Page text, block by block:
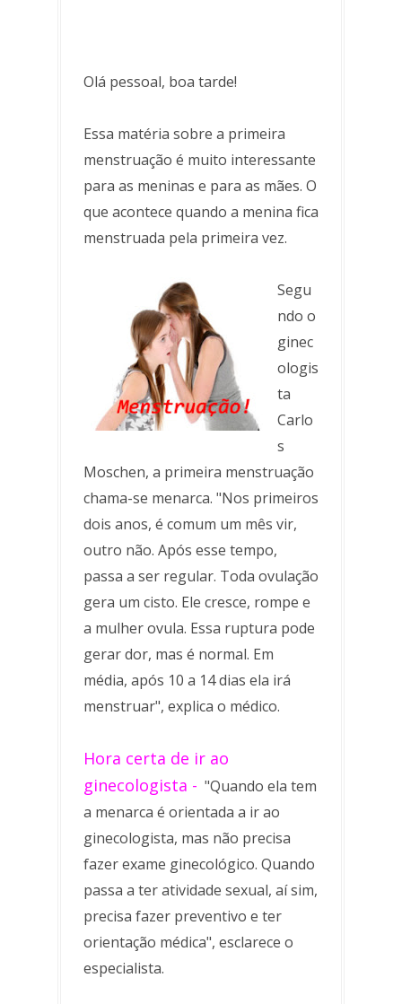
Olá pessoal, boa tarde!
Essa matéria sobre a primeira
menstruação é muito interessante
para as meninas e para as mães. O
que acontece quando a menina fica
menstruada pela primeira vez.
Segu
ndo o
ginec
ologis
ta
Carlo
s
Moschen, a primeira menstruação
chama-se menarca. "Nos primeiros
dois anos, é comum um mês vir,
outro não. Após esse tempo,
passa a ser regular. Toda ovulação
gera um cisto. Ele cresce, rompe e
a mulher ovula. Essa ruptura pode
gerar dor, mas é normal. Em
média, após 10 a 14 dias ela irá
menstruar", explica o médico.
Hora certa de ir ao
ginecologista - "Quando ela tem
a menarca é orientada a ir ao
ginecologista, mas não precisa
fazer exame ginecológico. Quando
passa a ter atividade sexual, aí sim,
precisa fazer preventivo e ter
orientação médica", esclarece o
especialista.